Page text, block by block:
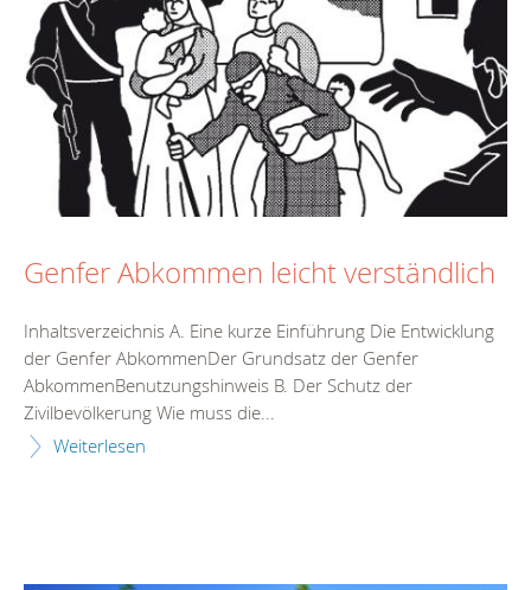
Genfer Abkommen leicht verständlich
Inhaltsverzeichnis A. Eine kurze Einführung Die Entwicklung
der Genfer AbkommenDer Grundsatz der Genfer
AbkommenBenutzungshinweis B. Der Schutz der
Zivilbevölkerung Wie muss die...
Weiterlesen